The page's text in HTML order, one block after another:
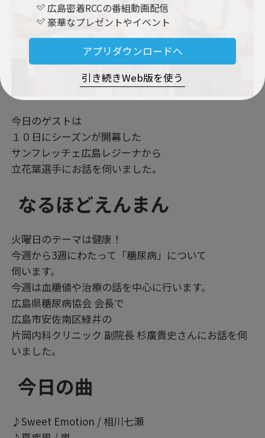
広島密着RCCの番組動画配信
豪華なプレゼントやイベント
アプリダウンロードへ
引き続きWeb版を使う
今日のゲストは
１０日にシーズンが開幕した
サンフレッチェ広島レジーナから
立花葉選手にお話を伺いました。
なるほどえんまん
火曜日のテーマは健康！
今週から3週にわたって「糖尿病」について
伺います。
今週は血糖値や治療の話を中心に行います。
広島県糖尿病協会 会長で
広島市安佐南区緑井の
片岡内科クリニック 副院長 杉廣貴史さんにお話を伺
いました。
今日の曲
♪Sweet Emotion / 相川七瀬